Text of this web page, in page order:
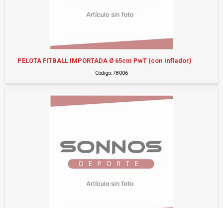
PELOTA FITBALL IMPORTADA Ø 65cm PwT (con inflador)
Código: 78006